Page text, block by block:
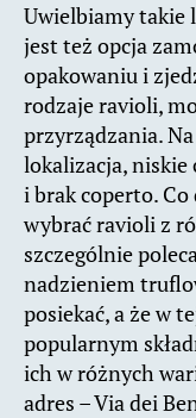
Uwielbiamy takie
jest też opcja
opakowaniu i
rodzaje ravioli,
przyrządzania.
lokalizacja, niskie
i brak coperto.
wybrać ravioli z
szczególnie
nadzieniem
posiekać, a że w
popularnym
ich w różnych
adres – Via dei